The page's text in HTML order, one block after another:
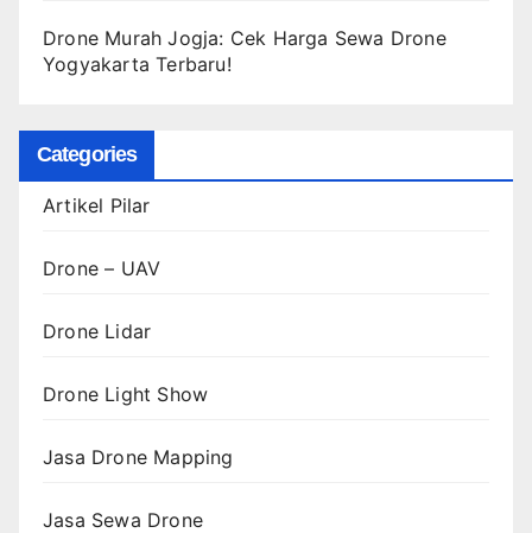
Drone Murah Jogja: Cek Harga Sewa Drone
Yogyakarta Terbaru!
Categories
Artikel Pilar
Drone – UAV
Drone Lidar
Drone Light Show
Jasa Drone Mapping
Jasa Sewa Drone